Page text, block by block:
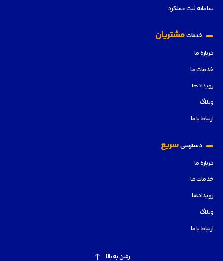
سامانه ثبت عملکرد
خدماتمشتریان
درباره ما
خدمات ما
رویدادها
وبلاگ
ارتباط با ما
دسترسیسریع
درباره ما
خدمات ما
رویدادها
وبلاگ
ارتباط با ما
رفتن به بالا